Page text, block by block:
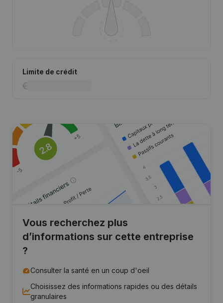
Limite de crédit
Vous recherchez plus
d’informations sur cette entreprise
?
Consulter la santé en un coup d'oeil
Choisissez des informations rapides ou des détails
granulaires